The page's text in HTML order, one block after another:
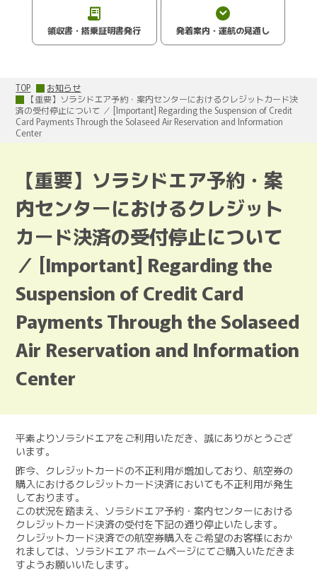
領収書・搭乗証明書発行 発着案内・運航の見通し
TOP
お知らせ
【重要】ソラシドエア予約・案内センターにおけるクレジットカード決
済の受付停止について ／ [Important] Regarding the Suspension of Credit
Card Payments Through the Solaseed Air Reservation and Information
Center
【重要】ソラシドエア予約・案
内センターにおけるクレジット
カード決済の受付停止について
／ [Important] Regarding the
Suspension of Credit Card
Payments Through the Solaseed
Air Reservation and Information
Center
平素よりソラシドエアをご利用いただき、誠にありがとうござ
います。
昨今、クレジットカードの不正利用が増加しており、航空券の
購入におけるクレジットカード決済においても不正利用が発生
しております。
この状況を踏まえ、ソラシドエア予約・案内センターにおける
クレジットカード決済の受付を下記の通り停止いたします。
クレジットカード決済での航空券購入をご希望のお客様におか
れましては、ソラシドエア ホームページにてご購入いただきま
すようお願いいたします。